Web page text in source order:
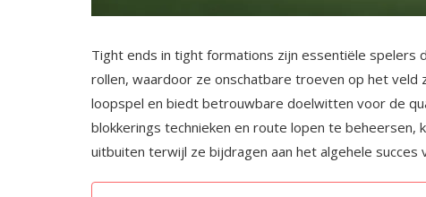
Tight ends in tight formations zijn essentiële spelers
rollen, waardoor ze onschatbare troeven op het
loopspel en biedt betrouwbare doelwitten voor de
blokkerings technieken en route lopen te
uitbuiten terwijl ze bijdragen aan het algehele succes